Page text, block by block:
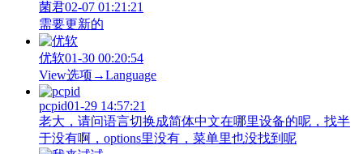
菌君02-07 01:21:21
需要更新的
优软01-30 00:20:54
View‌选项→Language
pcpid01-29 14:57:21
老大，请问语言切换成简体中文在哪里设备的呢，找半
于没有啊，options里没有，菜单里也没找到呢